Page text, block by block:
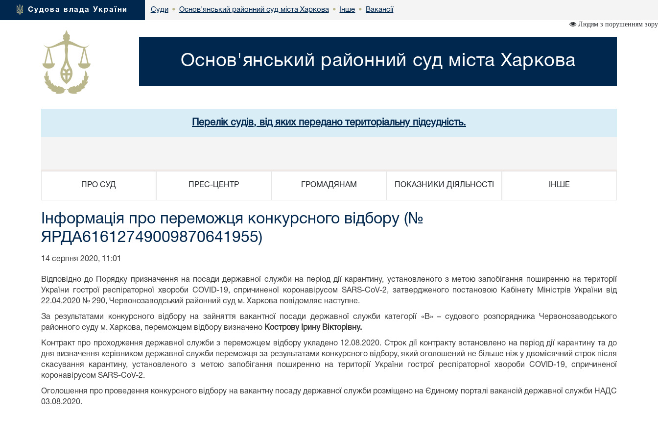
Судова влада України Суди • Основ'янський районний суд міста Харкова • Інше • Вакансії
Людям з порушенням зору
Основ'янський районний суд міста Харкова
Перелік судів, від яких передано територіальну підсудність.
ПРО СУД ПРЕС-ЦЕНТР ГРОМАДЯНАМ ПОКАЗНИКИ ДІЯЛЬНОСТІ ІНШЕ
Інформація про переможця конкурсного відбору (№
ЯРДА61612749009870641955)
14 серпня 2020, 11:01
Відповідно до Порядку призначення на посади державної служби на період дії карантину, установленого з метою запобігання поширенню на території
України гострої респіраторної хвороби COVID-19, спричиненої коронавірусом SARS-CoV-2, затвердженого постановою Кабінету Міністрів України від
22.04.2020 № 290, Червонозаводський районний суд м. Харкова повідомляє наступне.
За результатами конкурсного відбору на зайняття вакантної посади державної служби категорії «В» – судового розпорядника Червонозаводського
районного суду м. Харкова, переможцем відбору визначено Кострову Ірину Вікторівну.
Контракт про проходження державної служби з переможцем відбору укладено 12.08.2020. Строк дії контракту встановлено на період дії карантину та до
дня визначення керівником державної служби переможця за результатами конкурсного відбору, який оголошений не більше ніж у двомісячний строк після
скасування карантину, установленого з метою запобігання поширенню на території України гострої респіраторної хвороби COVID-19, спричиненої
коронавірусом SARS-CoV-2.
Оголошення про проведення конкурсного відбору на вакантну посаду державної служби розміщено на Єдиному порталі вакансій державної служби НАДС
03.08.2020.